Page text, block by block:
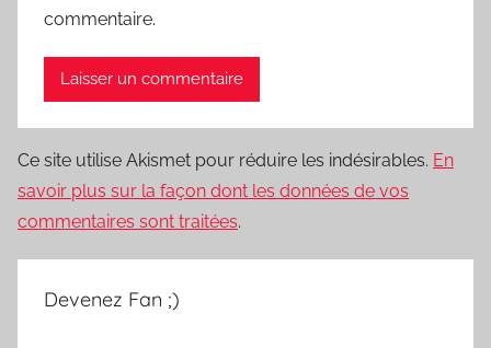
commentaire.
Ce site utilise Akismet pour réduire les indésirables. En
savoir plus sur la façon dont les données de vos
commentaires sont traitées.
Devenez Fan ;)